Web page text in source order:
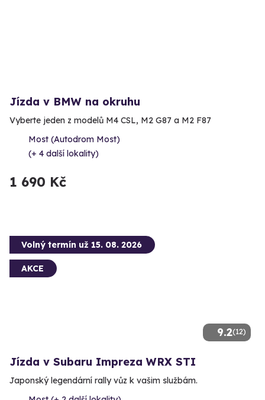
Jízda v BMW na okruhu
Vyberte jeden z modelů M4 CSL, M2 G87 a M2 F87
Most (Autodrom Most)
(+ 4 další lokality)
1 690 Kč
9.2(12)
Volný termín už 15. 08. 2026
AKCE
Jízda v Subaru Impreza WRX STI
Japonský legendární rally vůz k vašim službám.